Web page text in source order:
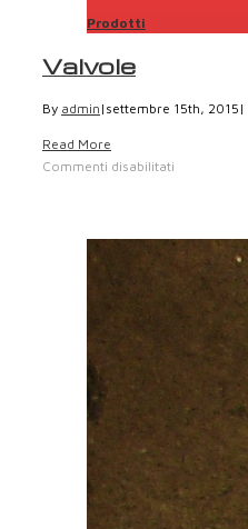
Prodotti
Valvole
By admin | settembre 15th, 2015 |
Read More
Commenti disabilitati